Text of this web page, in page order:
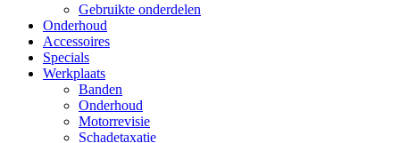
Gebruikte onderdelen
Onderhoud
Accessoires
Specials
Werkplaats
Banden
Onderhoud
Motorrevisie
Schadetaxatie